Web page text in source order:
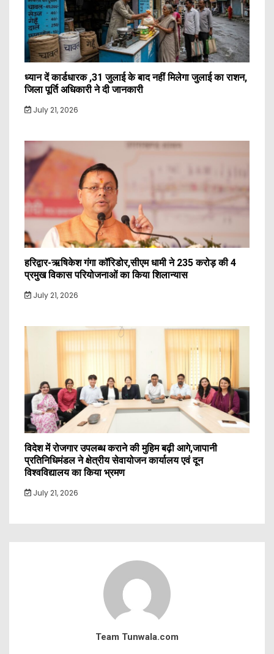
ध्यान दें कार्डधारक ,31 जुलाई के बाद नहीं मिलेगा जुलाई का राशन,
जिला पूर्ति अधिकारी ने दी जानकारी
July 21, 2026
हरिद्वार-ऋषिकेश गंगा कॉरिडोर,सीएम धामी ने 235 करोड़ की 4
प्रमुख विकास परियोजनाओं का किया शिलान्यास
July 21, 2026
विदेश में रोजगार उपलब्ध कराने की मुहिम बढ़ी आगे,जापानी
प्रतिनिधिमंडल ने क्षेत्रीय सेवायोजन कार्यालय एवं दून
विश्वविद्यालय का किया भ्रमण
July 21, 2026
Team Tunwala.com